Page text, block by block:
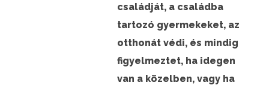
családját, a családba
tartozó gyermekeket, az
otthonát védi, és mindig
figyelmeztet, ha idegen
van a közelben, vagy ha